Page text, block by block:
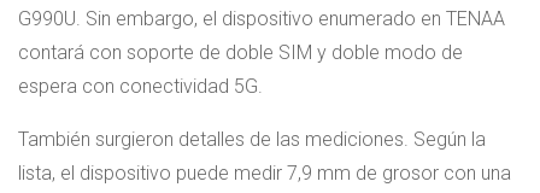
G990U. Sin embargo, el dispositivo enumerado en TENAA
contará con soporte de doble SIM y doble modo de
espera con conectividad 5G.
También surgieron detalles de las mediciones. Según la
lista, el dispositivo puede medir 7,9 mm de grosor con una